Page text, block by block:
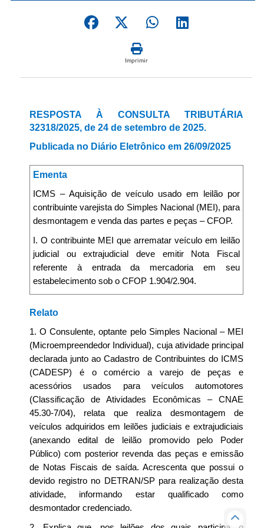
Imprimir
RESPOSTA À CONSULTA TRIBUTÁRIA
32318/2025, de 24 de setembro de 2025.
Publicada no Diário Eletrônico em 26/09/2025
Ementa
ICMS – Aquisição de veículo usado em leilão por
contribuinte varejista do Simples Nacional (MEI), para
desmontagem e venda das partes e peças – CFOP.
I. O contribuinte MEI que arrematar veículo em leilão
judicial ou extrajudicial deve emitir Nota Fiscal
referente à entrada da mercadoria em seu
estabelecimento sob o CFOP 1.904/2.904.
Relato
1. O Consulente, optante pelo Simples Nacional – MEI
(Microempreendedor Individual), cuja atividade principal
declarada junto ao Cadastro de Contribuintes do ICMS
(CADESP) é o comércio a varejo de peças e
acessórios usados para veículos automotores
(Classificação de Atividades Econômicas – CNAE
45.30-7/04), relata que realiza desmontagem de
veículos adquiridos em leilões judiciais e extrajudiciais
(anexando edital de leilão promovido pelo Poder
Público) com posterior revenda das peças e emissão
de Notas Fiscais de saída. Acrescenta que possui o
devido registro no DETRAN/SP para realização desta
atividade, informando estar qualificado como
desmontador credenciado.